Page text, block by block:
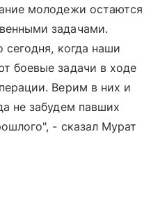
молодежи остаются
задачами.
сегодня, когда наши
боевые задачи в ходе
Верим в них и
не забудем павших
- сказал Мурат